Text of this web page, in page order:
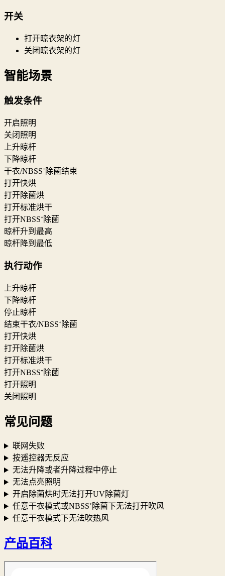
开关
打开晾衣架的灯
关闭晾衣架的灯
智能场景
触发条件
开启照明
关闭照明
上升晾杆
下降晾杆
干衣/NBSS⁺除菌结束
打开快烘
打开除菌烘
打开标准烘干
打开NBSS⁺除菌
晾杆升到最高
晾杆降到最低
执行动作
上升晾杆
下降晾杆
停止晾杆
结束干衣/NBSS⁺除菌
打开快烘
打开除菌烘
打开标准烘干
打开NBSS⁺除菌
打开照明
关闭照明
常见问题
联网失败
按遥控器无反应
无法升降或者升降过程中停止
无法点亮照明
开启除菌烘时无法打开UV除菌灯
任意干衣模式或NBSS⁺除菌下无法打开吹风
任意干衣模式下无法吹热风
产品百科